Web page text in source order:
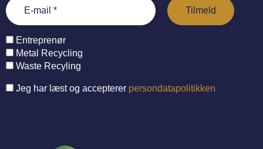
Entreprenør
Metal Recycling
Waste Recyling
Jeg har læst og accepterer persondatapolitikken